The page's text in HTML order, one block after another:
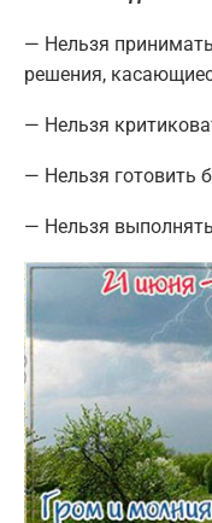
— Нельзя
решения,
— Нельзя
— Нельзя готовить
— Нельзя